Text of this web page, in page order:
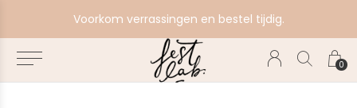
0
Voorkom verrassingen en bestel tijdig.